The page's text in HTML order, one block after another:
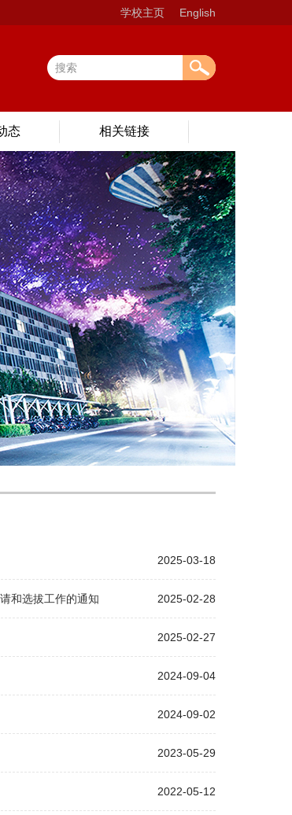
学校主页 English
态 相关链接
2025-03-18
和选拔工作的通知 2025-02-28
2025-02-27
2024-09-04
2024-09-02
2023-05-29
2022-05-12